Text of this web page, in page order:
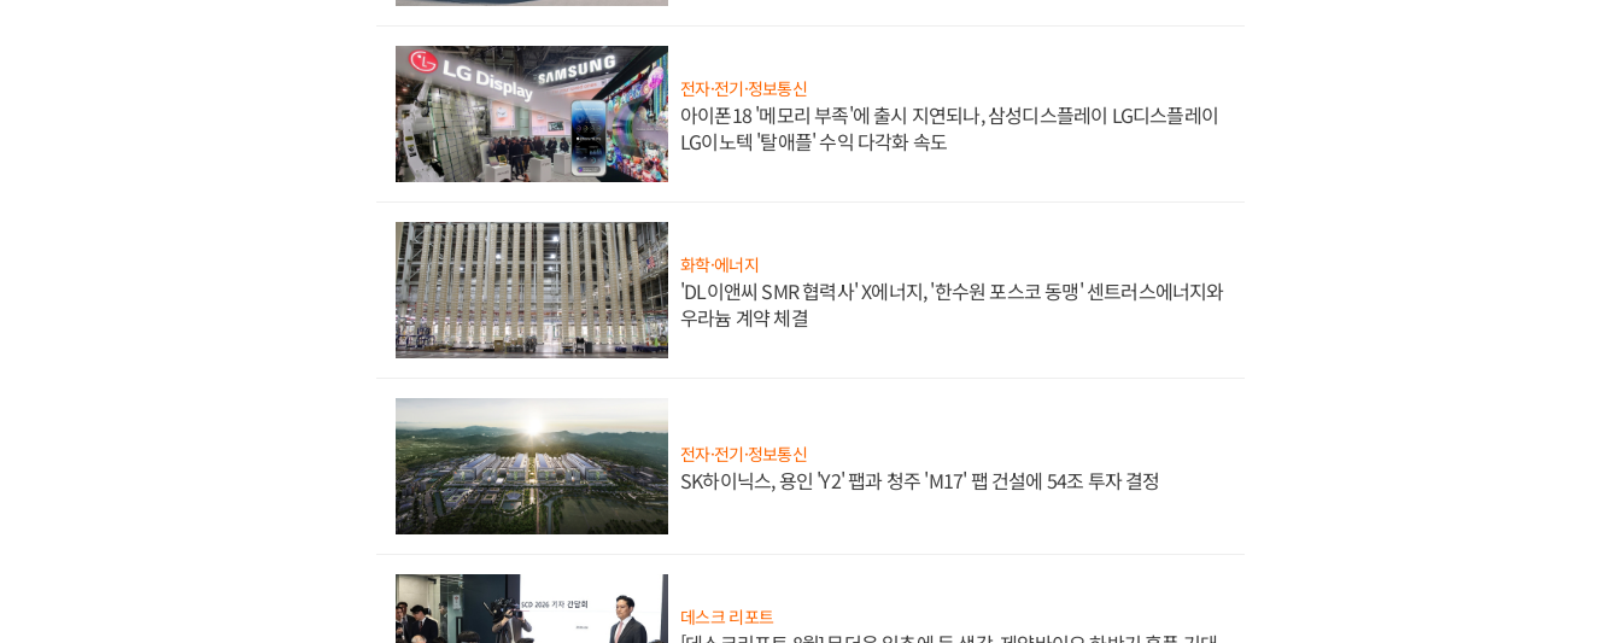
전자·전기·정보통신
아이폰18 '메모리 부족'에 출시 지연되나, 삼성디스플레이 LG디스플레이
LG이노텍 '탈애플' 수익 다각화 속도
화학·에너지
'DL이앤씨 SMR 협력사' X에너지, '한수원 포스코 동맹' 센트러스에너지와
우라늄 계약 체결
전자·전기·정보통신
SK하이닉스, 용인 'Y2' 팹과 청주 'M17' 팹 건설에 54조 투자 결정
데스크 리포트